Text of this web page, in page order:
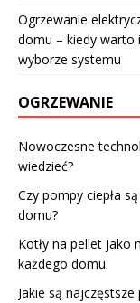
Ogrzewanie
domu – kiedy warto
wyborze systemu
OGRZEWANIE
Nowoczesne
wiedzieć?
Czy pompy ciepła
domu?
Kotły na pellet jako
każdego domu
Jakie są